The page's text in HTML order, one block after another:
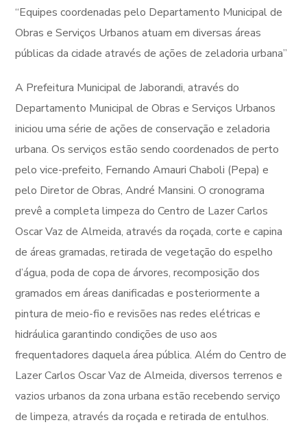
“Equipes coordenadas pelo Departamento Municipal de
Obras e Serviços Urbanos atuam em diversas áreas
públicas da cidade através de ações de zeladoria urbana”
A Prefeitura Municipal de Jaborandi, através do
Departamento Municipal de Obras e Serviços Urbanos
iniciou uma série de ações de conservação e zeladoria
urbana. Os serviços estão sendo coordenados de perto
pelo vice-prefeito, Fernando Amauri Chaboli (Pepa) e
pelo Diretor de Obras, André Mansini. O cronograma
prevê a completa limpeza do Centro de Lazer Carlos
Oscar Vaz de Almeida, através da roçada, corte e capina
de áreas gramadas, retirada de vegetação do espelho
d’água, poda de copa de árvores, recomposição dos
gramados em áreas danificadas e posteriormente a
pintura de meio-fio e revisões nas redes elétricas e
hidráulica garantindo condições de uso aos
frequentadores daquela área pública. Além do Centro de
Lazer Carlos Oscar Vaz de Almeida, diversos terrenos e
vazios urbanos da zona urbana estão recebendo serviço
de limpeza, através da roçada e retirada de entulhos.